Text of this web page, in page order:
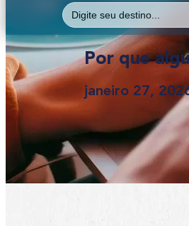
Search
for:
Por que
janeiro 27,